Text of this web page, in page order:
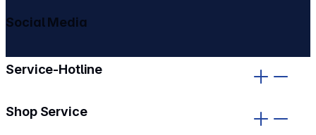
Service-Hotline
Shop Service
Social Media